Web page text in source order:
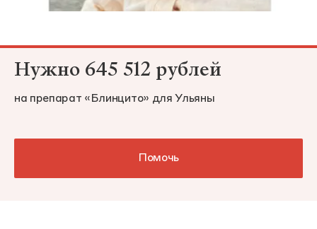
Нужно 645 512 рублей
на препарат «Блинцито» для Ульяны
Помочь